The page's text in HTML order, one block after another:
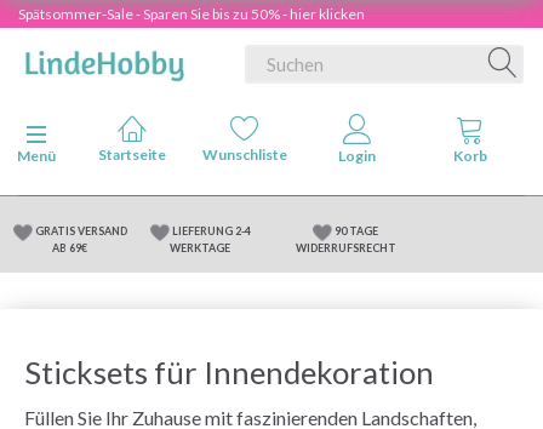
Spätsommer-Sale - Sparen Sie bis zu 50% - hier klicken
Anzeige ändern
Menü
GRATIS VERSAND
AB 69€
LIEFERUNG 2-4
WERKTAGE
90 TAGE
WIDERRUFSRECHT
Sticksets für Innendekoration
Füllen Sie Ihr Zuhause mit faszinierenden Landschaften,